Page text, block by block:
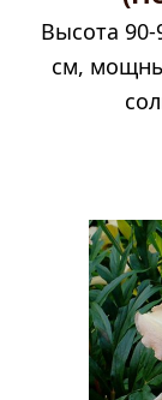
Высота
см,